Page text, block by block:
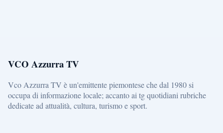
VCO Azzurra TV
Vco Azzurra TV è un'emittente piemontese che dal 1980 si
occupa di informazione locale; accanto ai tg quotidiani rubriche
dedicate ad attualità, cultura, turismo e sport.